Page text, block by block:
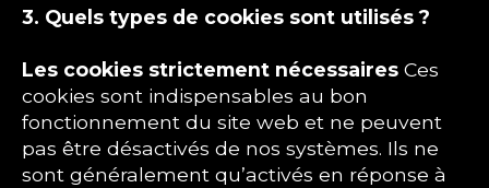
3. Quels types de cookies sont utilisés ?
Les cookies strictement nécessaires Ces
cookies sont indispensables au bon
fonctionnement du site web et ne peuvent
pas être désactivés de nos systèmes. Ils ne
sont généralement qu’activés en réponse à